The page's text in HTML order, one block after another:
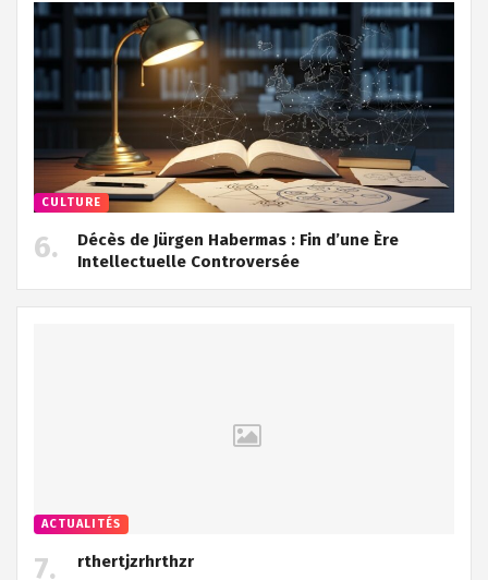
CULTURE
Décès de Jürgen Habermas : Fin d’une Ère
Intellectuelle Controversée
ACTUALITÉS
rthertjzrhrthzr